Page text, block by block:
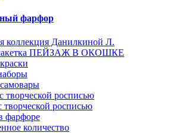
фарфор
коллекция Данилкиной Л.
ПЕЙЗАЖ В ОКОШКЕ
творческой росписью
творческой росписью
фарфоре
количество